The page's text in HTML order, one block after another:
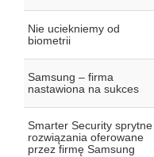
Nie uciekniemy od
biometrii
Samsung – firma
nastawiona na sukces
Smarter Security sprytne
rozwiązania oferowane
przez firmę Samsung